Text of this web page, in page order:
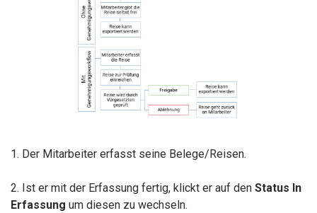
1. Der Mitarbeiter erfasst seine Belege/Reisen.
2. Ist er mit der Erfassung fertig, klickt er auf den Status In
Erfassung um diesen zu wechseln.